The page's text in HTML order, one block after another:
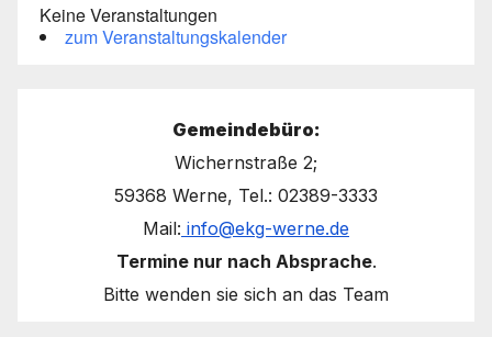
Keine Veranstaltungen
zum Veranstaltungskalender
Gemeindebüro:
Wichernstraße 2;
59368 Werne, Tel.: 02389-3333
Mail: info@ekg-werne.de
Termine nur nach Absprache.
Bitte wenden sie sich an das Team